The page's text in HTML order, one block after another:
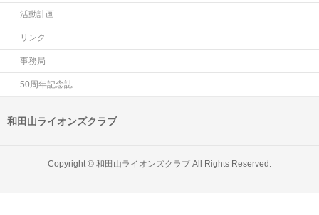
活動計画
リンク
事務局
50周年記念誌
和田山ライオンズクラブ
Copyright © 和田山ライオンズクラブAll Rights Reserved.